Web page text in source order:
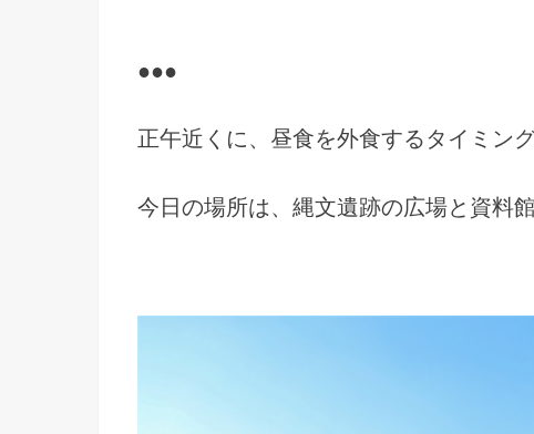
●●●
正午近くに、昼食を外食するタイミン
今日の場所は、縄文遺跡の広場と資料館